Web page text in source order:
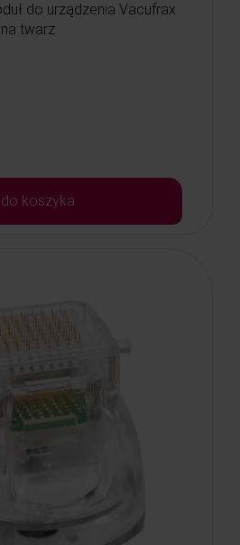
do urządzenia Vacufrax
twarz
do koszyka